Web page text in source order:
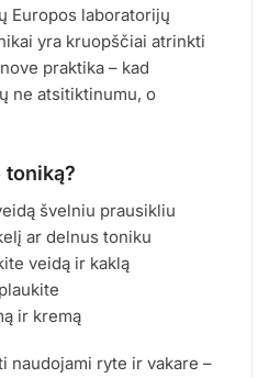
Europos laboratorijų
yra kruopščiai atrinkti
praktika – kad
ne atsitiktinumu, o
toniką?
švelniu prausikliu
ar delnus toniku
veidą ir kaklą
ir kremą
naudojami ryte ir vakare –